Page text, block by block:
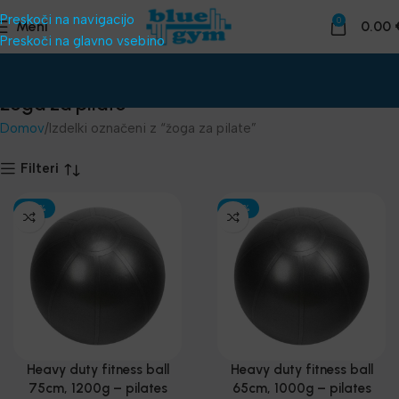
Preskoči na navigacijo
Preskoči na glavno vsebino
Meni 0 0.00
žoga za pilate
Domov Izdelki označeni z “žoga za pilate”
Filteri
-30%
Heavy duty fitness ball
75cm, 1200g – pilates
-30%
Heavy duty fitness ball
65cm, 1000g – pilates